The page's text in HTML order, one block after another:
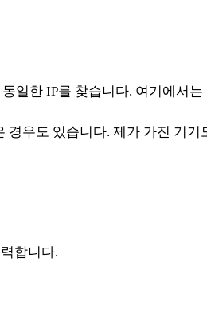
일한 IP를 찾습니다. 여기에서는
경우도 있습니다. 제가 가진 기
합니다.